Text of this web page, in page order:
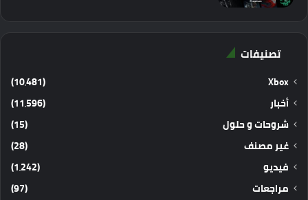
تصنيفات
Xbox
(10٬481)
أخبار
(11٬596)
شروحات و حلول
(15)
غير مصنف
(28)
فيديو
(1٬242)
مراجعات
(97)